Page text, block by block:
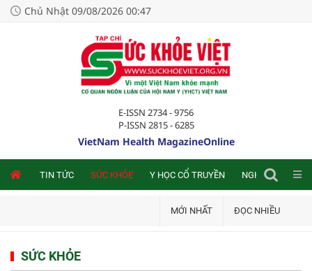
Chủ Nhật 09/08/2026 00:47
E-ISSN 2734 - 9756
P-ISSN 2815 - 6285
VietNam Health MagazineOnline
TIN TỨC SỨC KHỎE Y HỌC CỔ TRUYỀN NGHIÊN CỨU
MỚI NHẤT ĐỌC NHIỀU
SỨC KHỎE